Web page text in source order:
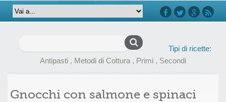
Tipi di ricette:
Antipasti , Metodi di Cottura , Primi , Secondi
Gnocchi con salmone e spinaci